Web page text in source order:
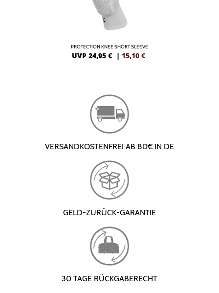
PROTECTION KNEE SHORT SLEEVE
UVP 24,95 € | 15,10 €
VERSANDKOSTENFREI AB 80€ IN DE
GELD-ZURÜCK-GARANTIE
30 TAGE RÜCKGABERECHT